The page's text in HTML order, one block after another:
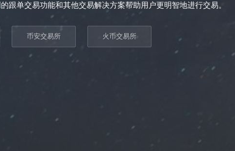
跟单交易功能和其他交易解决方案帮助用户更明智地进行交易。
币安交易所 火币交易所